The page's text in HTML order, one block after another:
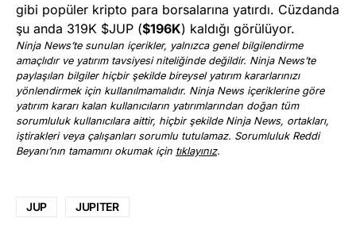
gibi popüler kripto para borsalarına yatırdı. Cüzdanda
şu anda 319K $JUP ($196K) kaldığı görülüyor.
Ninja News’te sunulan içerikler, yalnızca genel bilgilendirme
amaçlıdır ve yatırım tavsiyesi niteliğinde değildir. Ninja News’te
paylaşılan bilgiler hiçbir şekilde bireysel yatırım kararlarınızı
yönlendirmek için kullanılmamalıdır. Ninja News içeriklerine göre
yatırım kararı kalan kullanıcıların yatırımlarından doğan tüm
sorumluluk kullanıcılara aittir, hiçbir şekilde Ninja News, ortakları,
iştirakleri veya çalışanları sorumlu tutulamaz. Sorumluluk Reddi
Beyanı’nın tamamını okumak için tıklayınız.
JUP JUPITER